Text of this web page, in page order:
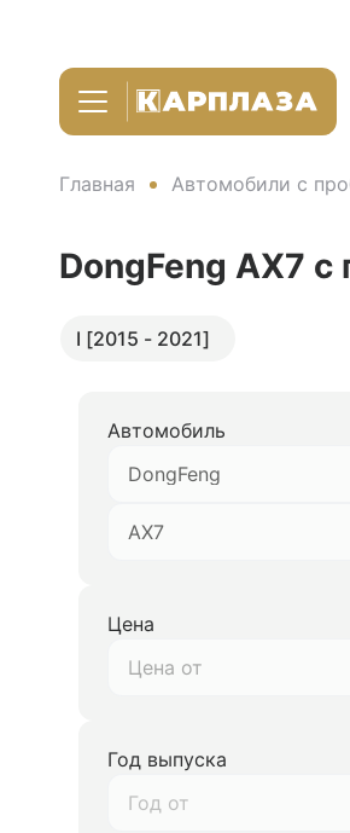
Главная Автомобили с
DongFeng AX7 с
I [2015 - 2021]
Автомобиль
DongFeng
AX7
Цена
Год выпуска
Год от